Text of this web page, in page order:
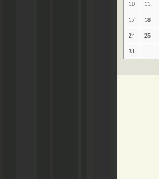
10 11
17 18
24 25
31